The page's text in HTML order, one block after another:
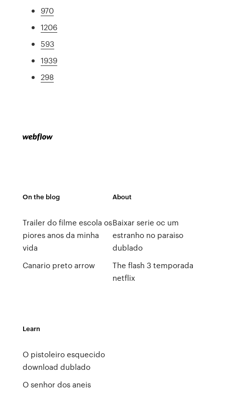
970
1206
593
1939
298
On the blog
Trailer do filme escola os
piores anos da minha
vida
Canario preto arrow
About
Baixar serie oc um
estranho no paraiso
dublado
The flash 3 temporada
netflix
Learn
O pistoleiro esquecido
download dublado
O senhor dos aneis